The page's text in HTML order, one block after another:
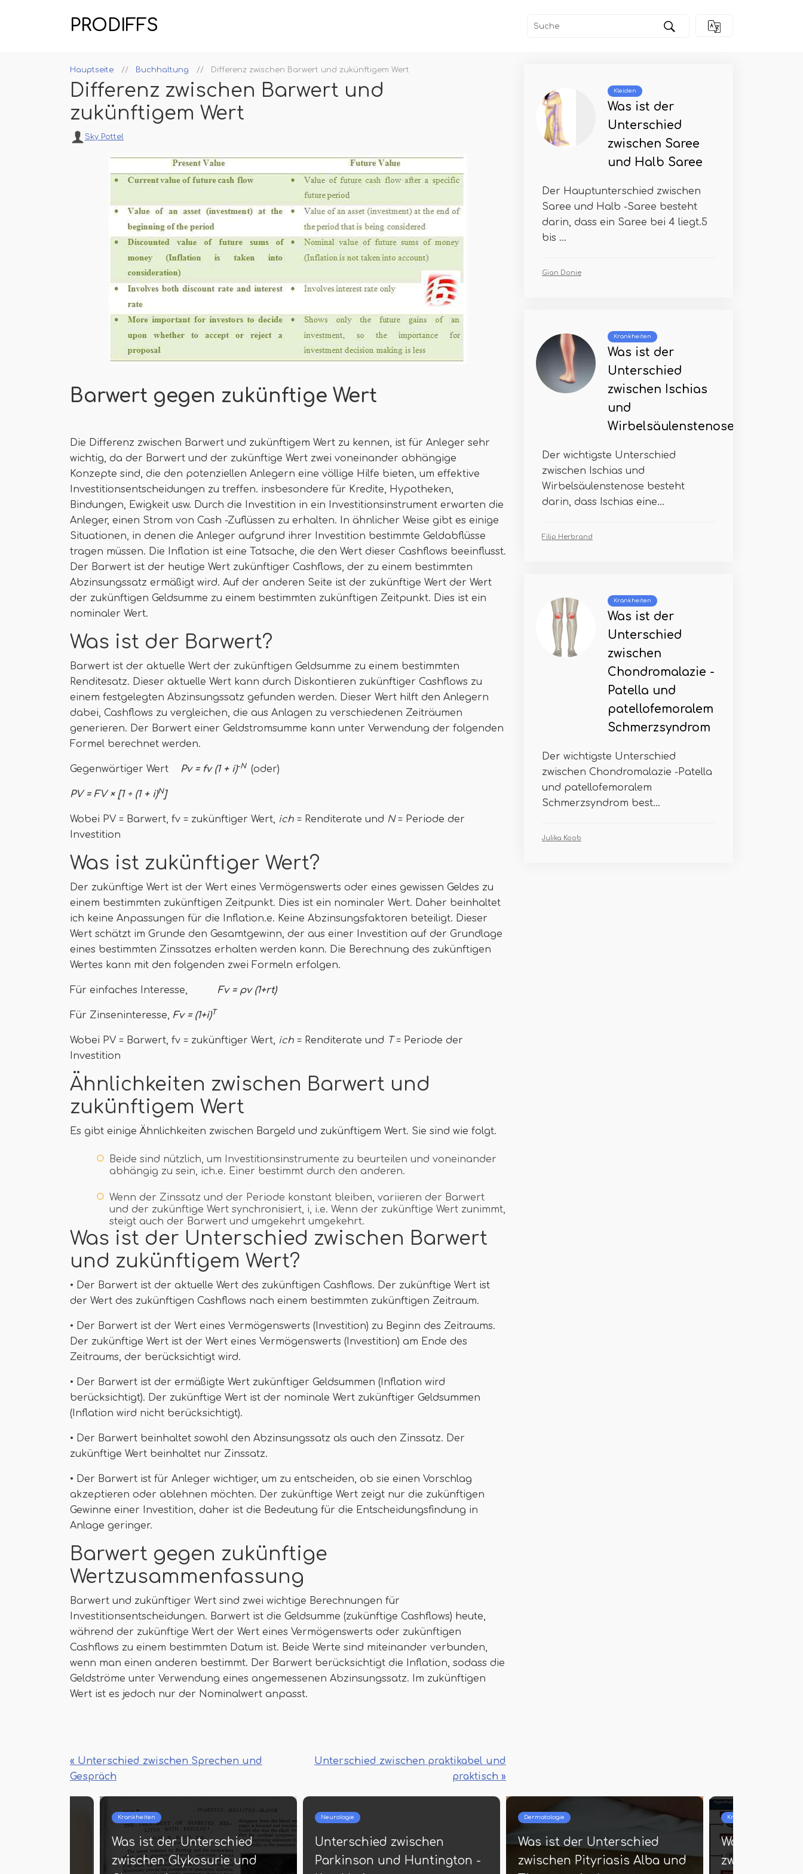
PRODIFFS
Hauptseite Buchhaltung Differenz zwischen Barwert und zukünftigem Wert
Differenz zwischen Barwert und
zukünftigem Wert
Sky Pottel
Barwert gegen zukünftige Wert
Die Differenz zwischen Barwert und zukünftigem Wert zu kennen, ist für Anleger sehr
wichtig, da der Barwert und der zukünftige Wert zwei voneinander abhängige
Konzepte sind, die den potenziellen Anlegern eine völlige Hilfe bieten, um effektive
Investitionsentscheidungen zu treffen. insbesondere für Kredite, Hypotheken,
Bindungen, Ewigkeit usw. Durch die Investition in ein Investitionsinstrument erwarten die
Anleger, einen Strom von Cash -Zuflüssen zu erhalten. In ähnlicher Weise gibt es einige
Situationen, in denen die Anleger aufgrund ihrer Investition bestimmte Geldabflüsse
tragen müssen. Die Inflation ist eine Tatsache, die den Wert dieser Cashflows beeinflusst.
Der Barwert ist der heutige Wert zukünftiger Cashflows, der zu einem bestimmten
Abzinsungssatz ermäßigt wird. Auf der anderen Seite ist der zukünftige Wert der Wert
der zukünftigen Geldsumme zu einem bestimmten zukünftigen Zeitpunkt. Dies ist ein
nominaler Wert.
Was ist der Barwert?
Barwert ist der aktuelle Wert der zukünftigen Geldsumme zu einem bestimmten
Renditesatz. Dieser aktuelle Wert kann durch Diskontieren zukünftiger Cashflows zu
einem festgelegten Abzinsungssatz gefunden werden. Dieser Wert hilft den Anlegern
dabei, Cashflows zu vergleichen, die aus Anlagen zu verschiedenen Zeiträumen
generieren. Der Barwert einer Geldstromsumme kann unter Verwendung der folgenden
Formel berechnet werden.
Gegenwärtiger Wert Pv = fv (1 + i)-N (oder)
PV = FV × [1 ÷ (1 + i)N]
Wobei PV = Barwert, fv = zukünftiger Wert, ich = Renditerate und N= Periode der
Investition
Was ist zukünftiger Wert?
Der zukünftige Wert ist der Wert eines Vermögenswerts oder eines gewissen Geldes zu
einem bestimmten zukünftigen Zeitpunkt. Dies ist ein nominaler Wert. Daher beinhaltet
ich keine Anpassungen für die Inflation.e. Keine Abzinsungsfaktoren beteiligt. Dieser
Wert schätzt im Grunde den Gesamtgewinn, der aus einer Investition auf der Grundlage
eines bestimmten Zinssatzes erhalten werden kann. Die Berechnung des zukünftigen
Wertes kann mit den folgenden zwei Formeln erfolgen.
Für einfaches Interesse, Fv = pv (1+rt)
Für Zinseninteresse, Fv = (1+i)T
Wobei PV = Barwert, fv = zukünftiger Wert, ich = Renditerate und T= Periode der
Investition
Ähnlichkeiten zwischen Barwert und
zukünftigem Wert
Es gibt einige Ähnlichkeiten zwischen Bargeld und zukünftigem Wert. Sie sind wie folgt.
Beide sind nützlich, um Investitionsinstrumente zu beurteilen und voneinander
abhängig zu sein, ich.e. Einer bestimmt durch den anderen.
Wenn der Zinssatz und der Periode konstant bleiben, variieren der Barwert
und der zukünftige Wert synchronisiert, i, i.e. Wenn der zukünftige Wert zunimmt,
steigt auch der Barwert und umgekehrt umgekehrt.
Was ist der Unterschied zwischen Barwert
und zukünftigem Wert?
• Der Barwert ist der aktuelle Wert des zukünftigen Cashflows. Der zukünftige Wert ist
der Wert des zukünftigen Cashflows nach einem bestimmten zukünftigen Zeitraum.
• Der Barwert ist der Wert eines Vermögenswerts (Investition) zu Beginn des Zeitraums.
Der zukünftige Wert ist der Wert eines Vermögenswerts (Investition) am Ende des
Zeitraums, der berücksichtigt wird.
• Der Barwert ist der ermäßigte Wert zukünftiger Geldsummen (Inflation wird
berücksichtigt). Der zukünftige Wert ist der nominale Wert zukünftiger Geldsummen
(Inflation wird nicht berücksichtigt).
• Der Barwert beinhaltet sowohl den Abzinsungssatz als auch den Zinssatz. Der
zukünftige Wert beinhaltet nur Zinssatz.
• Der Barwert ist für Anleger wichtiger, um zu entscheiden, ob sie einen Vorschlag
akzeptieren oder ablehnen möchten. Der zukünftige Wert zeigt nur die zukünftigen
Gewinne einer Investition, daher ist die Bedeutung für die Entscheidungsfindung in
Anlage geringer.
Barwert gegen zukünftige
Wertzusammenfassung
Barwert und zukünftiger Wert sind zwei wichtige Berechnungen für
Investitionsentscheidungen. Barwert ist die Geldsumme (zukünftige Cashflows) heute,
während der zukünftige Wert der Wert eines Vermögenswerts oder zukünftigen
Cashflows zu einem bestimmten Datum ist. Beide Werte sind miteinander verbunden,
wenn man einen anderen bestimmt. Der Barwert berücksichtigt die Inflation, sodass die
Geldströme unter Verwendung eines angemessenen Abzinsungssatz. Im zukünftigen
Wert ist es jedoch nur der Nominalwert anpasst.
« Unterschied zwischen Sprechen und
Gespräch
Unterschied zwischen praktikabel und
praktisch »
Kleiden
Was ist der
Unterschied
zwischen Saree
und Halb Saree
Der Hauptunterschied zwischen
Saree und Halb -Saree besteht
darin, dass ein Saree bei 4 liegt.5
bis ...
Gian Donie
Krankheiten
Was ist der
Unterschied
zwischen Ischias
und
Wirbelsäulenstenose
Der wichtigste Unterschied
zwischen Ischias und
Wirbelsäulenstenose besteht
darin, dass Ischias eine...
Filip Herbrand
Krankheiten
Was ist der
Unterschied
zwischen
Chondromalazie -
Patella und
patellofemoralem
Schmerzsyndrom
Der wichtigste Unterschied
zwischen Chondromalazie -Patella
und patellofemoralem
Schmerzsyndrom best...
Julika Koob
Was ist der Unterschied
zwischen Pityriasis Alba und
Was ist der Unterschied
zwischen primärer und
Was ist der Unterschied
zwischen Lip Flip und
Krankheiten
Was ist der Unterschied
zwischen Bandscheiben